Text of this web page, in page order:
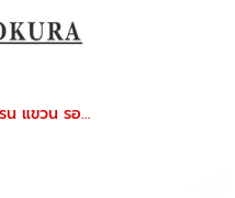
E-OK-PA3-CS12 ชุดเครน แขวน รอกสลิงไฟฟ้า (สำหรับรุ่น PA3) "OKURA"